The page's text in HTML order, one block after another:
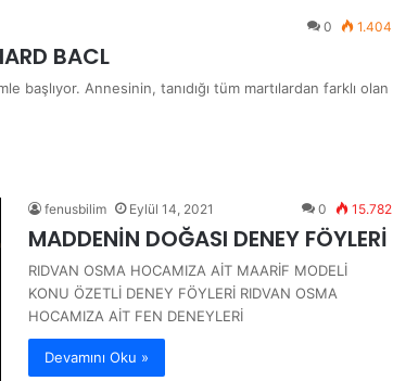
0 1.404
BACL
başlıyor. Annesinin, tanıdığı tüm martılardan farklı olan
fenusbilim Eylül 14, 2021 0 15.782
MADDENİN DOĞASI DENEY FÖYLERİ
RIDVAN OSMA HOCAMIZA AİT MAARİF MODELİ
KONU ÖZETLİ DENEY FÖYLERİ RIDVAN OSMA
HOCAMIZA AİT FEN DENEYLERİ
Devamını Oku »